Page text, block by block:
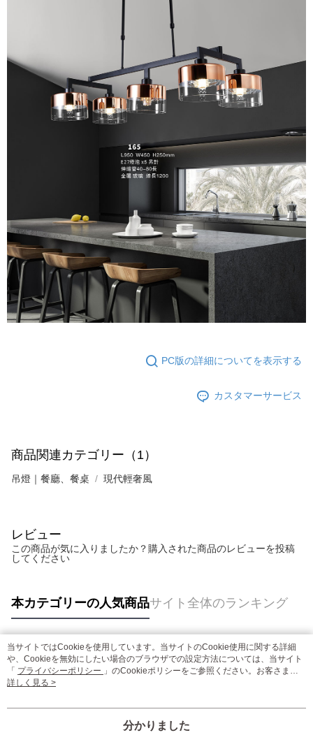
ロテクションズ（以下 AFTEE という）が提供し、AFTEEが代金を徴収し
ます。当サービスご利用の際に提供しなければならない個人情報（注文者
の氏名、電話番号、受取人の氏名、電話番号、受取人住所を含むがこれに
限らない）は、AFTEEに渡され当サービスで必要な範囲内で利用されま
す。AFTEEの個人情報の収集、処理、利用について、詳細はAFTEE公式ホ
ームページの『個人情報の収集、処理及び利用に関する声明』をご参照く
https://aftee.tw/privacypolicy/）。
AFTEEの初回ご利用の際に、審査を通過すれば、最高額がNT$10,000にな
ります。支払い期限を過ぎた場合、その金額に基づいて年利20%の遅延滞
納金が加算されます。未成年の利用者は、事前に法定代理人または後見人
の同意を得ればAFTEEをご利用いただけます。
個人情報の処理、利用について疑問がある、または関連する法律の権利を
cs_tw@netprotections.co.jp
にご連絡ください。上記に示した個人情報を、必要な購入注文書とあわせ
てAFTEEにご提供いただく、またはAFTEEにあなたの個人情報の収集、処
理、利用を許可することににご同意いただけない場合は、当サービスを選
択しないでください。
PC版の詳細についてを表示する
カスタマーサービス
商品関連カテゴリー（1）
吊燈｜餐廳、餐桌 現代輕奢風
レビュー
この商品が気に入りましたか？購入された商品のレビューを投稿
してください
本カテゴリーの人気商品サイト全体のランキング
人気タグ
当サイトではCookieを使用しています。当サイトのCookie使用に関する詳細
や、Cookieを無効にしたい場合のブラウザでの設定方法については、当サイト
「 プライバシーポリシー 」のCookieポリシーをご参照ください。お客さま
が、当サイトを引き続き使用される場合、当社がサイト利用規約のCookieポリ
詳しく見る >
分かりました